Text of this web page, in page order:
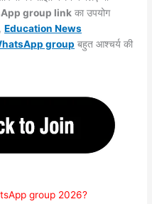
group link का उपयोग
Education News
group बहुत आश्चर्य की
group 2026?